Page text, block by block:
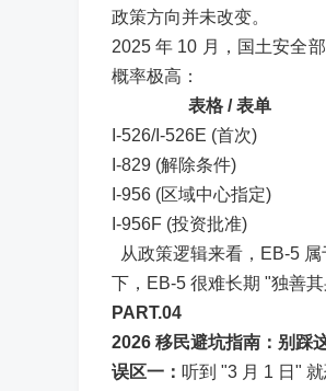
政策方向并未改变。
2025 年 10 月，国土安全
概率极高：
表格 / 表单
I-526/I-526E (首次)
I-829 (解除条件)
I-956 (区域中心指定)
I-956F (投资批准)
从政策逻辑来看，EB-5
下，EB-5 很难长期 "独善
PART.04
2026 移民避坑指南：别踩
误区一： 听到 "3 月 1 日"